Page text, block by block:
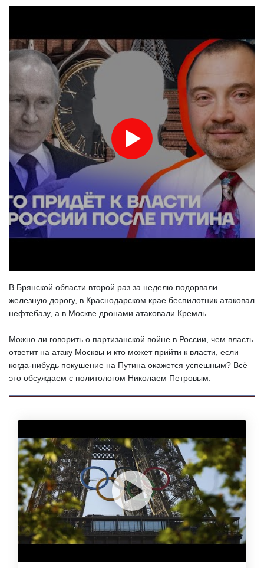
Toronto
Toronto
Odessa sotto attacco russo, danneggiati edifici e infrastrutture
Odessa sotto attacco russo, danneggiati edifici e infrastrutture
Teheran, 'se Usa non correggeranno il loro comportamento
Hormuz resterà chiuso'
Teheran, 'se Usa non correggeranno il loro comportamento
Hormuz resterà chiuso'
Malagò alla Gazzetta dello Sport, "Bianchedi capo delegazione
Azzurri"
В Брянской области второй раз за неделю подорвали
железную дорогу, в Краснодарском крае беспилотник атаковал
нефтебазу, а в Москве дронами атаковали Кремль.
Можно ли говорить о партизанской войне в России, чем власть
ответит на атаку Москвы и кто может прийти к власти, если
когда-нибудь покушение на Путина окажется успешным? Всё
это обсуждаем с политологом Николаем Петровым.